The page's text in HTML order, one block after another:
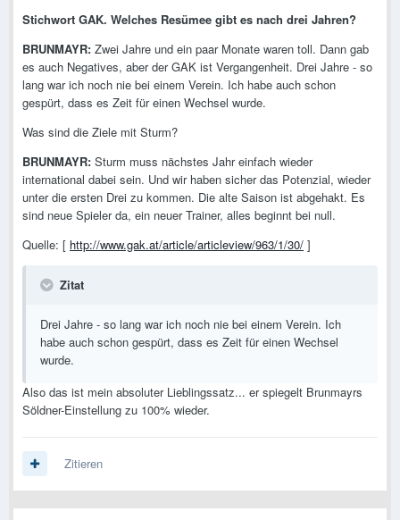
Stichwort GAK. Welches Resümee gibt es nach drei Jahren?
BRUNMAYR: Zwei Jahre und ein paar Monate waren toll. Dann gab
es auch Negatives, aber der GAK ist Vergangenheit. Drei Jahre - so
lang war ich noch nie bei einem Verein. Ich habe auch schon
gespürt, dass es Zeit für einen Wechsel wurde.
Was sind die Ziele mit Sturm?
BRUNMAYR: Sturm muss nächstes Jahr einfach wieder
international dabei sein. Und wir haben sicher das Potenzial, wieder
unter die ersten Drei zu kommen. Die alte Saison ist abgehakt. Es
sind neue Spieler da, ein neuer Trainer, alles beginnt bei null.
Quelle: [ http://www.gak.at/article/articleview/963/1/30/ ]
Zitat
Drei Jahre - so lang war ich noch nie bei einem Verein. Ich
habe auch schon gespürt, dass es Zeit für einen Wechsel
wurde.
Also das ist mein absoluter Lieblingssatz... er spiegelt Brunmayrs
Söldner-Einstellung zu 100% wieder.
Zitieren